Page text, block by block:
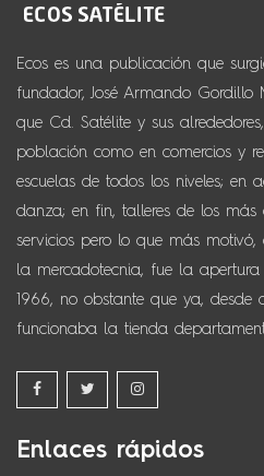
Ecos es una publicación que
fundador, José Armando
que Cd. Satélite y sus
población como en comercios y
escuelas de todos los niveles; en
danza; en fin, talleres de los
servicios pero lo que más
la mercadotecnia, fue la
1966, no obstante que ya, desde
funcionaba la tienda
Enlaces rápidos